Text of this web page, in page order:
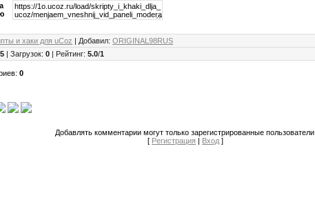
и хаки для uCoz | Добавил:ORIGINAL98RUS
|Загрузок:0 | Рейтинг:5.0/1
:0
Добавлять комментарии могут только зарегистрированные пользователи.
[ Регистрация | Вход ]